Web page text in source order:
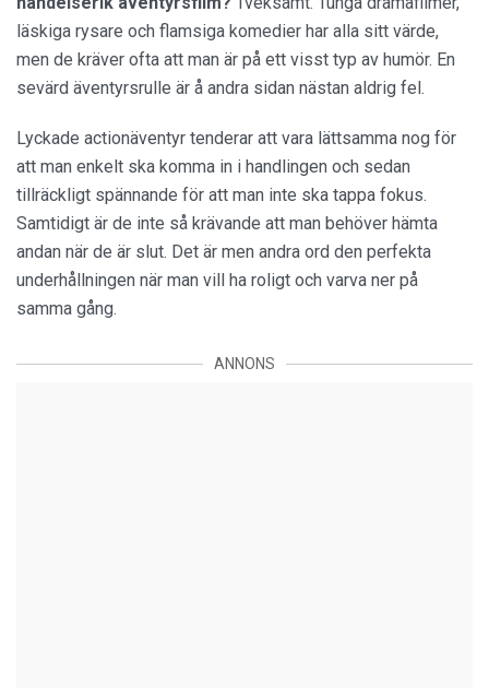
läskiga rysare och flamsiga komedier har alla sitt värde,
men de kräver ofta att man är på ett visst typ av humör. En
sevärd äventyrsrulle är å andra sidan nästan aldrig fel.
Lyckade actionäventyr tenderar att vara lättsamma nog för
att man enkelt ska komma in i handlingen och sedan
tillräckligt spännande för att man inte ska tappa fokus.
Samtidigt är de inte så krävande att man behöver hämta
andan när de är slut. Det är men andra ord den perfekta
underhållningen när man vill ha roligt och varva ner på
samma gång.
ANNONS